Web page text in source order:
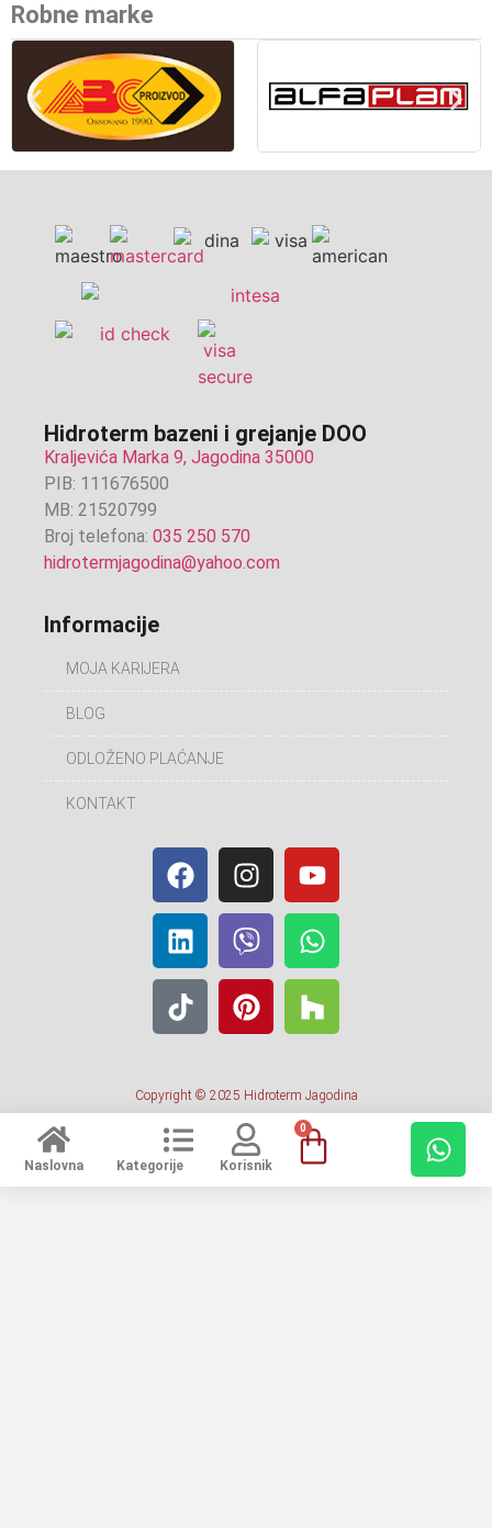
Robne marke
Hidroterm bazeni i grejanje DOO
Kraljevića Marka 9, Jagodina 35000
PIB: 111676500
MB: 21520799
Broj telefona: 035 250 570
hidrotermjagodina@yahoo.com
Informacije
MOJA KARIJERA
BLOG
ODLOŽENO PLAĆANJE
KONTAKT
Copyright © 2025 Hidroterm Jagodina
Naslovna Kategorije Korisnik
0